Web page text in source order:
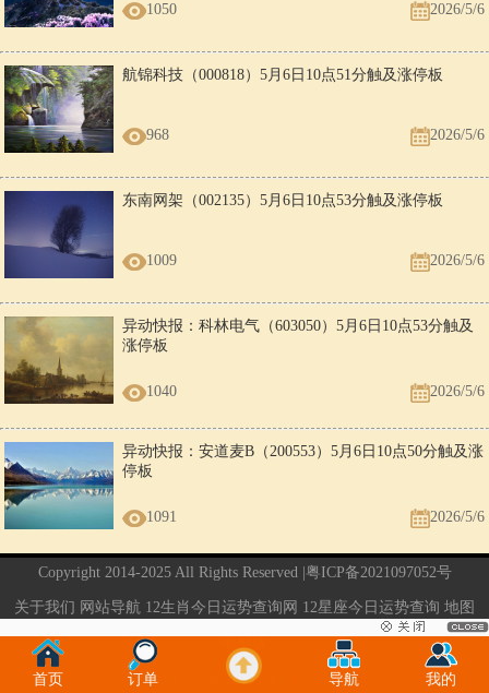
1050 2026/5/6
航锦科技（000818）5月6日10点51分触及涨停板
968 2026/5/6
东南网架（002135）5月6日10点53分触及涨停板
1009 2026/5/6
异动快报：科林电气（603050）5月6日10点53分触及
涨停板
1040 2026/5/6
异动快报：安道麦B（200553）5月6日10点50分触及涨
停板
1091 2026/5/6
Copyright 2014-2025 All Rights Reserved | 粤ICP备2021097052号
关于我们 网站导航 12生肖今日运势查询网 12星座今日运势查询 地图
当前页面执行的时间：0.04秒
首页 订单 导航 我的